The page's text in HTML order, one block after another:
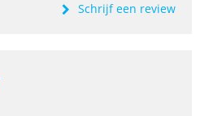
Schrijf een review